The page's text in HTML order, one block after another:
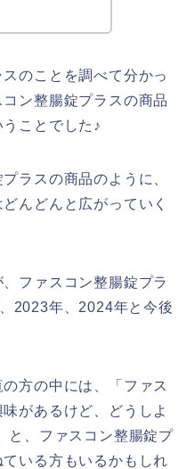
のことを調べて分かっ
ン整腸錠プラスの商品
ことでした♪
ラスの商品のように、
んどんと広がっていく
ファスコン整腸錠プラ
2023年、2024年と今後
方の中には、「ファス
があるけど、どうしよ
と、ファスコン整腸錠プ
いる方もいるかもしれ